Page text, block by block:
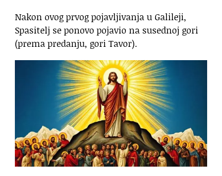
Nakon ovog prvog pojavljivanja u Galileji,
Spasitelj se ponovo pojavio na susednoj gori
(prema predanju, gori Tavor).